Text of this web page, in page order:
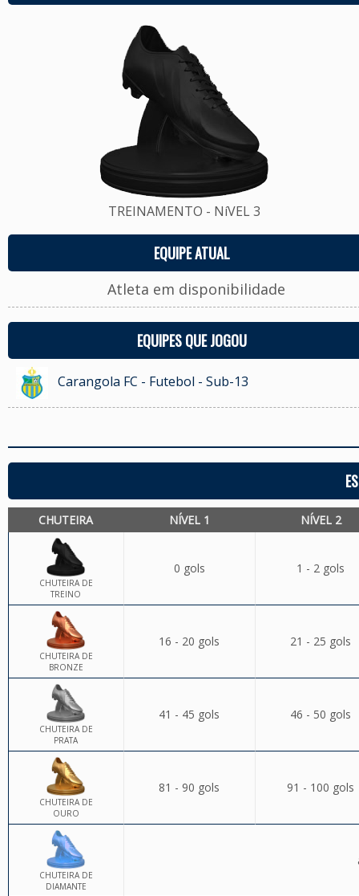
TREINAMENTO - NíVEL 3
EQUIPE ATUAL
Atleta em disponibilidade
EQUIPES QUE JOGOU
Carangola FC - Futebol - Sub-13
CHUTEIRA NÍVEL 1 NÍVEL 2
CHUTEIRA DE
TREINO
0 gols 1 - 2 gols
CHUTEIRA DE
BRONZE
16 - 20 gols 21 - 25 gols
CHUTEIRA DE
PRATA
41 - 45 gols 46 - 50 gols
CHUTEIRA DE
OURO
81 - 90 gols 91 - 100 gols
CHUTEIRA DE
DIAMANTE